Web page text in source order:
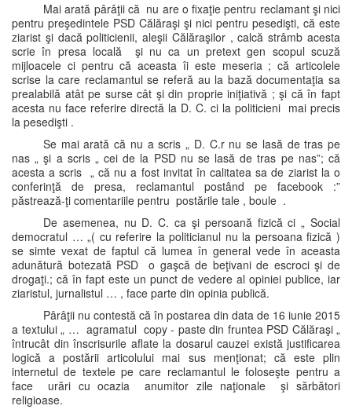
Mai arată pârâţii că nu are o fixaţie pentru reclamant şi nici
pentru preşedintele PSD Călăraşi şi nici pentru pesedişti, că este
ziarist şi dacă politicienii, aleşii Călăraşilor , calcă strâmb acesta
scrie în presa locală şi nu ca un pretext gen scopul scuză
mijloacele ci pentru că aceasta îi este meseria ; că articolele
scrise la care reclamantul se referă au la bază documentaţia sa
prealabilă atât pe surse cât şi din proprie iniţiativă ; şi că în fapt
acesta nu face referire directă la D. C. ci la politicieni mai precis
la pesedişti .
Se mai arată că nu a scris „ D. C.r nu se lasă de tras pe
nas „ şi a scris „ cei de la PSD nu se lasă de tras pe nas”; că
acesta a scris „ că nu a fost invitat în calitatea sa de ziarist la o
conferinţă de presa, reclamantul postând pe facebook :”
păstrează-ţi comentariile pentru postările tale , boule .
De asemenea, nu D. C. ca şi persoană fizică ci „ Social
democratul … „( cu referire la politicianul nu la persoana fizică )
se simte vexat de faptul că lumea în general vede în aceasta
adunătură botezată PSD o gaşcă de beţivani de escroci şi de
drogaţi.; că în fapt este un punct de vedere al opiniei publice, iar
ziaristul, jurnalistul … , face parte din opinia publică.
Pârâţii nu contestă că în postarea din data de 16 iunie 2015
a textului „ … agramatul copy - paste din fruntea PSD Călăraşi „
întrucât din înscrisurile aflate la dosarul cauzei există justificarea
logică a postării articolului mai sus menţionat; că este plin
internetul de textele pe care reclamantul le foloseşte pentru a
face urări cu ocazia anumitor zile naţionale şi sărbători
religioase.